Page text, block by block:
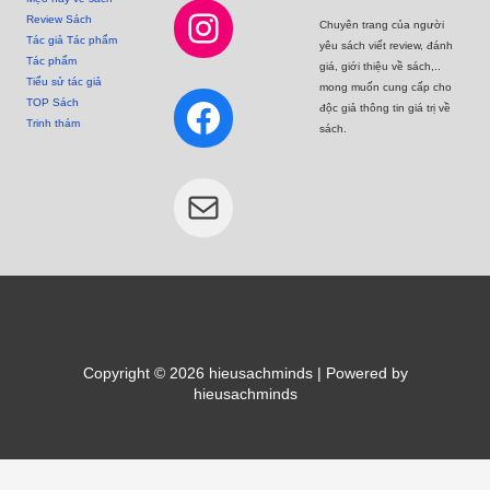
Review Sách
Tác giả Tác phẩm
Tác phẩm
Tiểu sử tác giả
TOP Sách
Trinh thám
Chuyên trang của người
yêu sách viết review, đánh
giá, giới thiệu về sách,..
mong muốn cung cấp cho
độc giả thông tin giá trị về
sách.
Copyright © 2026 hieusachminds | Powered by
hieusachminds